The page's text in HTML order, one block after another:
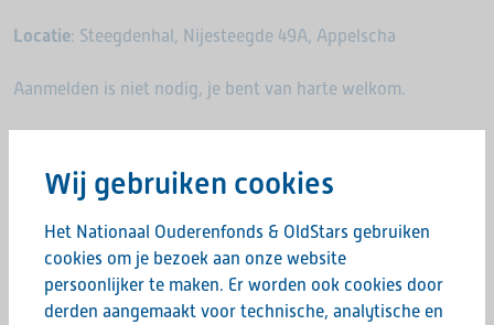
Locatie: Steegdenhal, Nijesteegde 49A, Appelscha
Aanmelden is niet nodig, je bent van harte welkom.
Deel deze pagina:
Wij gebruiken cookies
Het Nationaal Ouderenfonds & OldStars gebruiken
cookies om je bezoek aan onze website
persoonlijker te maken. Er worden ook cookies door
derden aangemaakt voor technische, analytische en